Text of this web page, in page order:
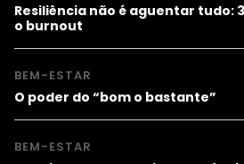
Resiliência não é aguentar tudo:
o burnout
BEM-ESTAR
O poder do “bom o bastante”
BEM-ESTAR